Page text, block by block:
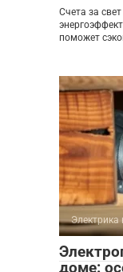
Счета за
поможет
Электрика
доме: